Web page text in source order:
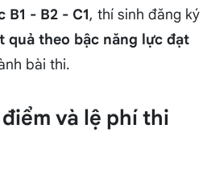
B1 - B2 - C1, thí sinh đăng ký
quả theo bậc năng lực đạt
bài thi.
và lệ phí thi